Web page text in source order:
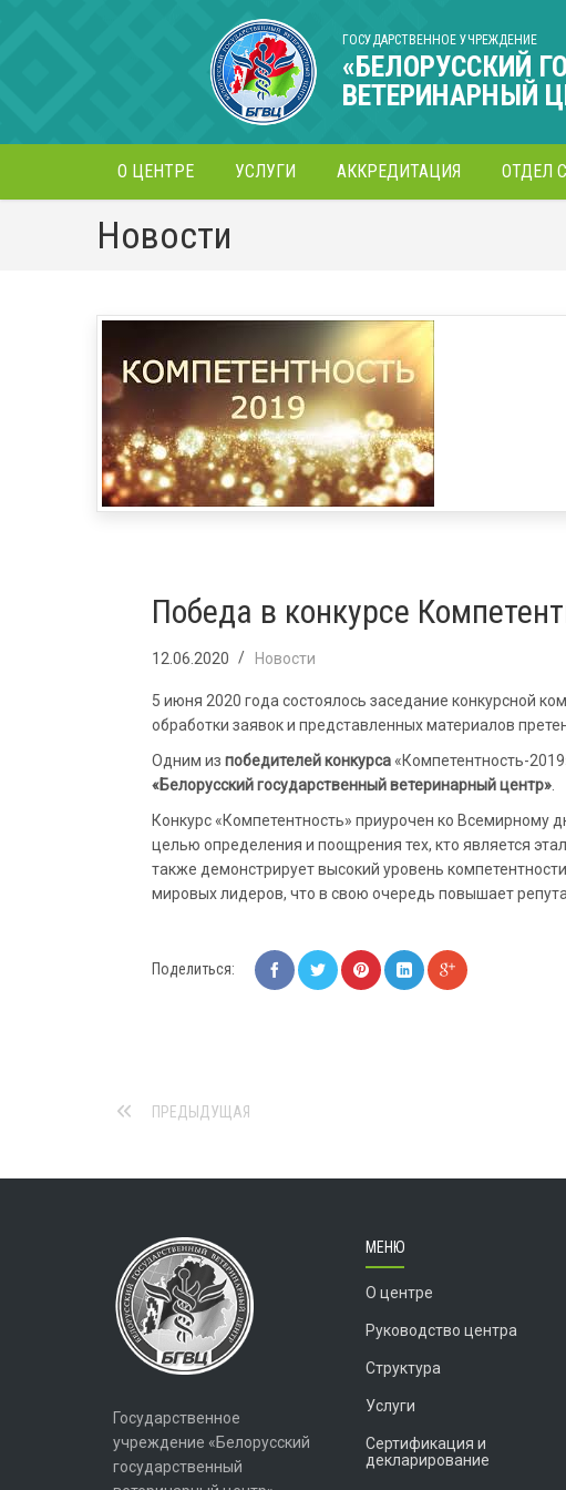
ГОСУДАРСТВЕННОЕ УЧРЕЖДЕНИЕ
«БЕЛОРУССКИЙ
ВЕТЕРИНАРНЫЙ
О ЦЕНТРЕ УСЛУГИ АККРЕДИТАЦИЯ ОТДЕЛ
Новости
Победа в конкурсе
12.06.2020 Новости
5 июня 2020 года состоялось заседание конкурсной
обработки заявок и представленных материалов
Одним из победителейконкурса «Компетентность-
«Белорусский государственный ветеринарный центр»
Конкурс «Компетентность» приурочен ко
целью определения и поощрения тех, кто является
также демонстрирует высокий уровень
мировых лидеров, что в свою очередь повышает
Поделиться:
ПРЕДЫДУЩАЯ
Государственное
учреждение «Белорусский
государственный
МЕНЮ
О центре
Руководство центра
Структура
Услуги
Сертификация и
декларирование